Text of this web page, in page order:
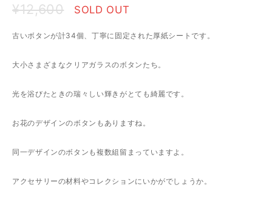
¥12,600 SOLD OUT
古いボタンが計34個、丁寧に固定された厚紙シートです。
大小さまざまなクリアガラスのボタンたち。
光を浴びたときの瑞々しい輝きがとても綺麗です。
お花のデザインのボタンもありますね。
同一デザインのボタンも複数組留まっていますよ。
アクセサリーの材料やコレクションにいかがでしょうか。